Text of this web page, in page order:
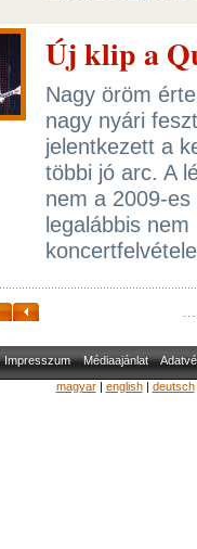
Új klip a
Nagy öröm
nagy nyári
jelentkezett a
többi jó arc. A
nem a 2009-es
legalábbis
...
Impresszum Médiaajánlat
magyar| english| deutsch